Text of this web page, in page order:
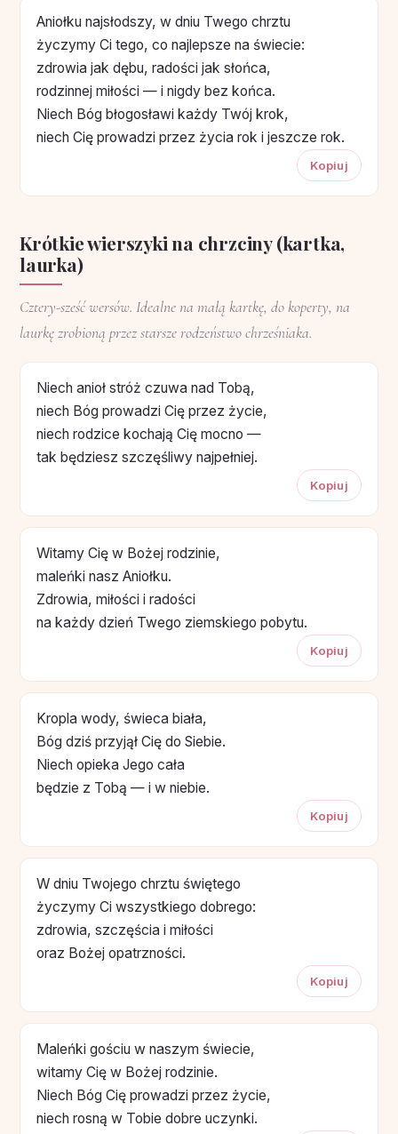
Aniołku najsłodszy, w dniu Twego chrztu
życzymy Ci tego, co najlepsze na świecie:
zdrowia jak dębu, radości jak słońca,
rodzinnej miłości — i nigdy bez końca.
Niech Bóg błogosławi każdy Twój krok,
niech Cię prowadzi przez życia rok i jeszcze rok.
Kopiuj
Krótkie wierszyki na chrzciny (kartka,
laurka)
Cztery-sześć wersów. Idealne na małą kartkę, do koperty, na
laurkę zrobioną przez starsze rodzeństwo chrześniaka.
Niech anioł stróż czuwa nad Tobą,
niech Bóg prowadzi Cię przez życie,
niech rodzice kochają Cię mocno —
tak będziesz szczęśliwy najpełniej.
Kopiuj
Witamy Cię w Bożej rodzinie,
maleńki nasz Aniołku.
Zdrowia, miłości i radości
na każdy dzień Twego ziemskiego pobytu.
Kopiuj
Kropla wody, świeca biała,
Bóg dziś przyjął Cię do Siebie.
Niech opieka Jego cała
będzie z Tobą — i w niebie.
Kopiuj
W dniu Twojego chrztu świętego
życzymy Ci wszystkiego dobrego:
zdrowia, szczęścia i miłości
oraz Bożej opatrzności.
Kopiuj
Maleńki gościu w naszym świecie,
witamy Cię w Bożej rodzinie.
Niech Bóg Cię prowadzi przez życie,
niech rosną w Tobie dobre uczynki.